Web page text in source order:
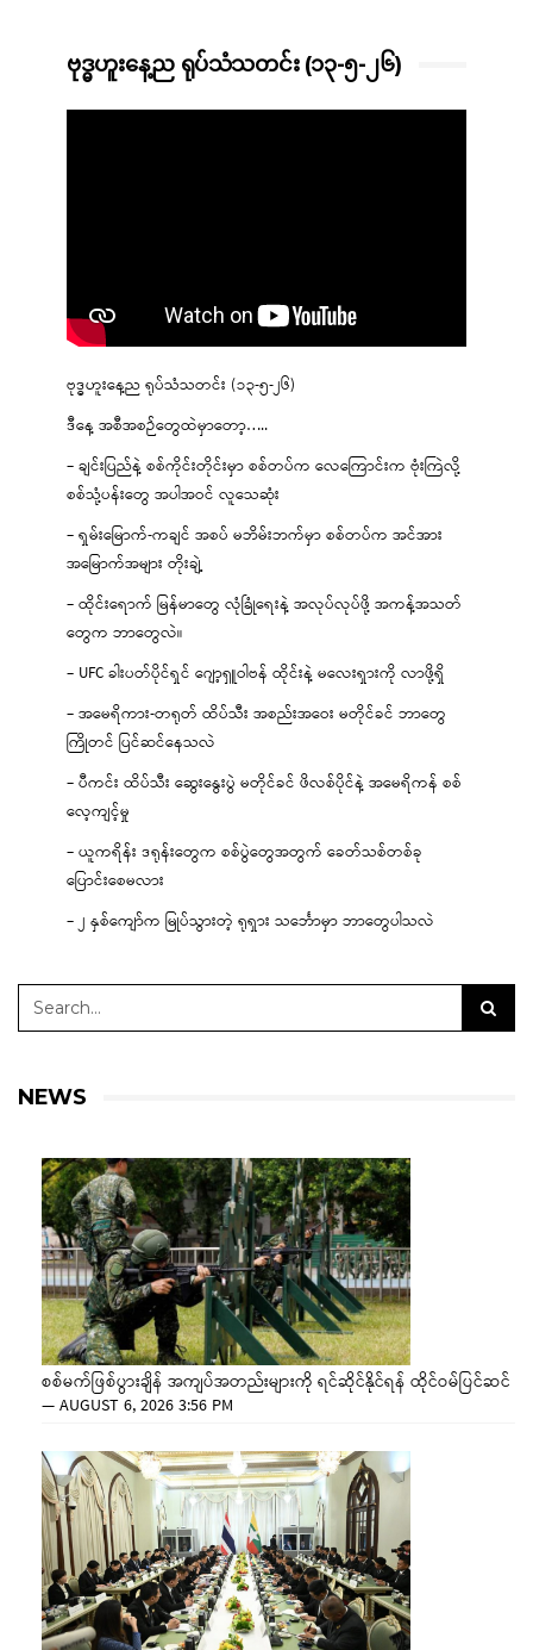
ဗုဒ္ဓဟူးနေ့ည ရုပ်သံသတင်း (၁၃-၅-၂၆)
ဗုဒ္ဓဟူးနေ့ည ရုပ်သံသတင်း (၁၃-၅-၂၆)
ဒီနေ့ အစီအစဉ်တွေထဲမှာတော့…..
– ချင်းပြည်နဲ့ စစ်ကိုင်းတိုင်းမှာ စစ်တပ်က လေကြောင်းက ဗုံးကြဲလို့
စစ်သုံ့ပန်းတွေ အပါအဝင် လူသေဆုံး
– ရှမ်းမြောက်-ကချင် အစပ် မဘိမ်းဘက်မှာ စစ်တပ်က အင်အား
အမြောက်အများ တိုးချဲ့
– ထိုင်းရောက် မြန်မာတွေ လုံခြုံရေးနဲ့ အလုပ်လုပ်ဖို့ အကန့်အသတ်
တွေက ဘာတွေလဲ။
– UFC ခါးပတ်ပိုင်ရှင် ဂျော့ရှူဝါဗန် ထိုင်းနဲ့ မလေးရှားကို လာဖို့ရှိ
– အမေရိကား-တရုတ် ထိပ်သီး အစည်းအဝေး မတိုင်ခင် ဘာတွေ
ကြိုတင် ပြင်ဆင်နေသလဲ
– ပီကင်း ထိပ်သီး ဆွေးနွေးပွဲ မတိုင်ခင် ဖိလစ်ပိုင်နဲ့ အမေရိကန် စစ်
လေ့ကျင့်မှု
– ယူကရိန်း ဒရုန်းတွေက စစ်ပွဲတွေအတွက် ခေတ်သစ်တစ်ခု
ပြောင်းစေမလား
– ၂ နှစ်ကျော်က မြုပ်သွားတဲ့ ရုရှား သင်္ဘောမှာ ဘာတွေပါသလဲ
NEWS
စစ်မက်ဖြစ်ပွားချိန် အကျပ်အတည်းများကို ရင်ဆိုင်နိုင်ရန် ထိုင်ဝမ်ပြင်ဆင်
—AUGUST 6, 2026 3:56 PM